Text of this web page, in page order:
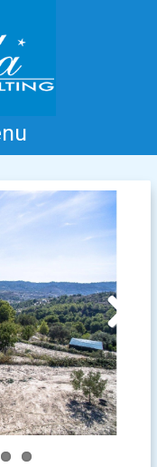
Location
Information
Next